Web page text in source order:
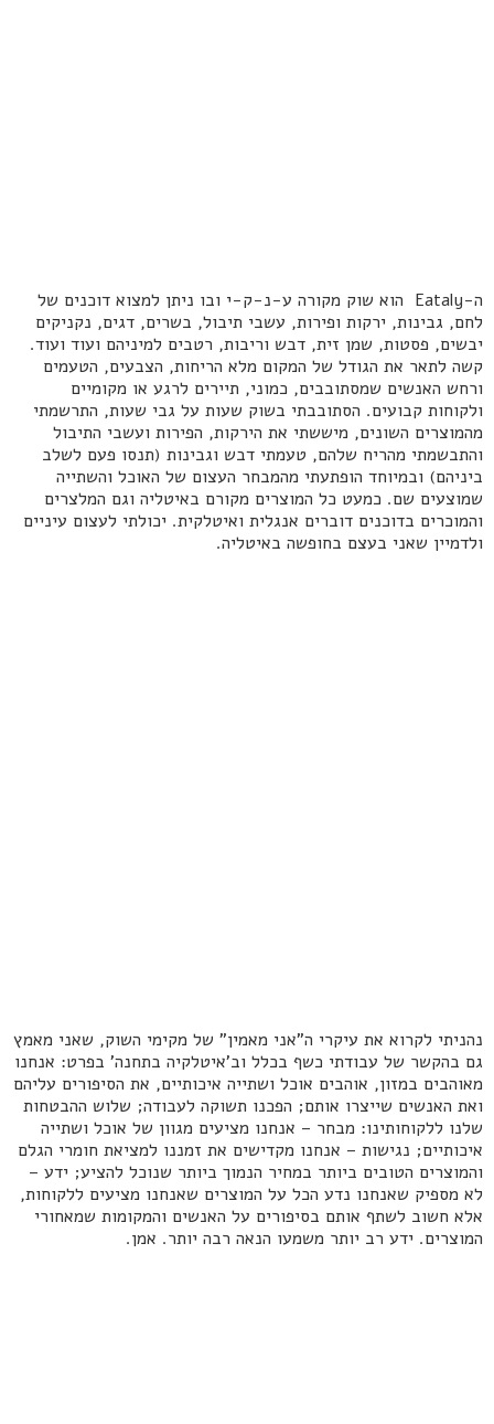
ה-Eataly הוא שוק מקורה ע-נ-ק-י ובו ניתן למצוא דוכנים של
לחם, גבינות, ירקות ופירות, עשבי תיבול, בשרים, דגים, נקניקים
יבשים, פסטות, שמן זית, דבש וריבות, רטבים למיניהם ועוד ועוד.
קשה לתאר את הגודל של המקום מלא הריחות, הצבעים, הטעמים
ורחש האנשים שמסתובבים, כמוני, תיירים לרגע או מקומיים
ולקוחות קבועים. הסתובבתי בשוק שעות על גבי שעות, התרשמתי
מהמוצרים השונים, מיששתי את הירקות, הפירות ועשבי התיבול
והתבשמתי מהריח שלהם, טעמתי דבש וגבינות (תנסו פעם לשלב
ביניהם) ובמיוחד הופתעתי מהמבחר העצום של האוכל והשתייה
שמוצעים שם. כמעט כל המוצרים מקורם באיטליה וגם המלצרים
והמוכרים בדוכנים דוברים אנגלית ואיטלקית. יכולתי לעצום עיניים
ולדמיין שאני בעצם בחופשה באיטליה.
נהניתי לקרוא את עיקרי ה"אני מאמין" של מקימי השוק, שאני מאמץ
גם בהקשר של עבודתי כשף בכלל וב'איטלקיה בתחנה' בפרט: אנחנו
מאוהבים במזון, אוהבים אוכל ושתייה איכותיים, את הסיפורים עליהם
ואת האנשים שייצרו אותם; הפכנו תשוקה לעבודה; שלוש ההבטחות
שלנו ללקוחותינו: מבחר – אנחנו מציעים מגוון של אוכל ושתייה
איכותיים; נגישות – אנחנו מקדישים את זמננו למציאת חומרי הגלם
והמוצרים הטובים ביותר במחיר הנמוך ביותר שנוכל להציע; ידע –
לא מספיק שאנחנו נדע הכל על המוצרים שאנחנו מציעים ללקוחות,
אלא חשוב לשתף אותם בסיפורים על האנשים והמקומות שמאחורי
המוצרים. ידע רב יותר משמעו הנאה רבה יותר. אמן.